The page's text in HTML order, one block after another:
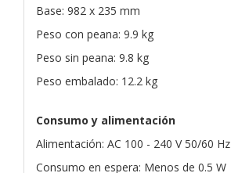
Base: 982 x 235 mm
Peso con peana: 9.9 kg
Peso sin peana: 9.8 kg
Peso embalado: 12.2 kg
Consumo y alimentación
Alimentación: AC 100 - 240 V 50/60 Hz
Consumo en espera: Menos de 0.5 W